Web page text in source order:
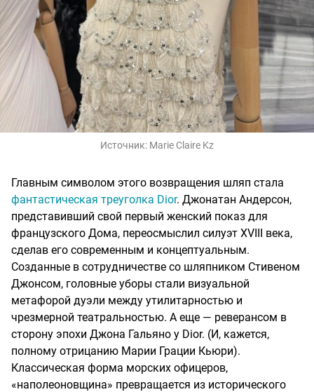
Источник: Marie Claire Kz
Главным символом этого возвращения шляп стала
фантастическая треуголка Dior. Джонатан Андерсон,
представивший свой первый женский показ для
французского Дома, переосмыслил силуэт XVIII века,
сделав его современным и концептуальным.
Созданные в сотрудничестве со шляпником Стивеном
Джонсом, головные уборы стали визуальной
метафорой дуэли между утилитарностью и
чрезмерной театральностью. А еще — реверансом в
сторону эпохи Джона Гальяно у Dior. (И, кажется,
полному отрицанию Марии Грации Кьюри).
Классическая форма морских офицеров,
«наполеоновщина» превращается из исторического